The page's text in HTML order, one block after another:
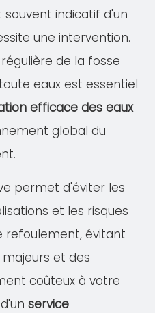
indicatif d'un
une intervention.
de la fosse
eaux est essentiel
efficace des eaux
global du
permet d'éviter les
et les risques
refoulement, évitant
et des
coûteux à votre
service